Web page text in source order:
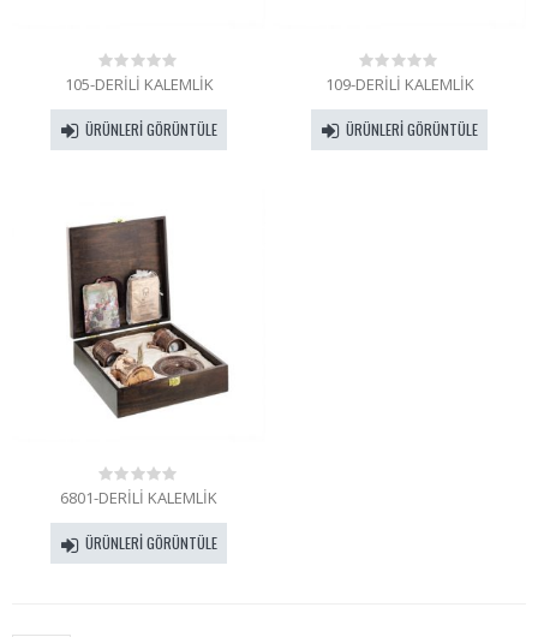
0
5
105-DERİLİ KALEMLİK
ÜRÜNLERI GÖRÜNTÜLE
0
5
109-DERİLİ KALEMLİK
ÜRÜNLERI GÖRÜNTÜLE
0
5
6801-DERİLİ KALEMLİK
ÜRÜNLERI GÖRÜNTÜLE